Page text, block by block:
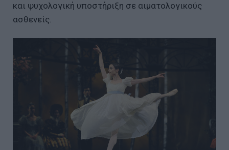
και ψυχολογική υποστήριξη σε αιματολογικούς
ασθενείς.